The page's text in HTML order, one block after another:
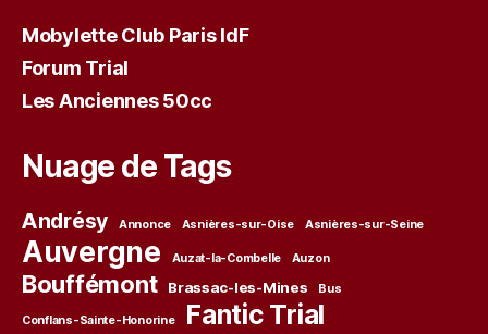
Mobylette Club Paris IdF
Forum Trial
Les Anciennes 50cc
Nuage de Tags
Andrésy Annonce Asnières-sur-Oise Asnières-sur-Seine
Auvergne Auzat-la-Combelle Auzon
Bouffémont Brassac-les-Mines Bus
Conflans-Sainte-Honorine Fantic Trial